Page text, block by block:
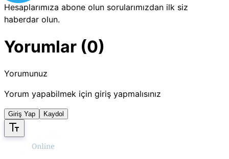
Hesaplarımıza abone olun sorularımızdan ilk siz
haberdar olun.
Yorumlar (0)
Yorumunuz
Yorum yapabilmek için giriş yapmalısınız
Giriş Yap Kaydol